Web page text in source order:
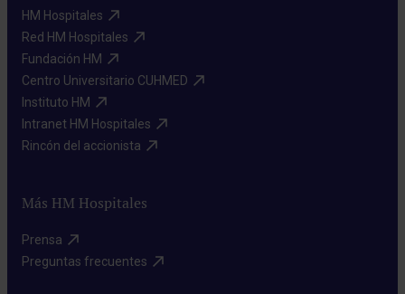
HM Hospitales​
Red HM Hospitales​
Fundación HM​
Centro Universitario CUHMED​
Instituto HM​
Intranet HM Hospitales​
Rincón del accionista​
Más HM Hospitales
Prensa​
Preguntas frecuentes​